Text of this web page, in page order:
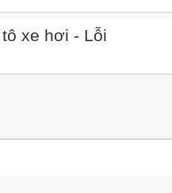
xe hơi - Lỗi